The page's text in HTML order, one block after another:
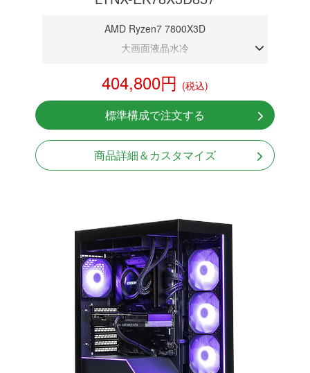
AMD Ryzen7 7800X3D
大画面液晶水冷
RTX 5070 12GB
NVMeSSD 1TB
無線LAN Bluetooth対応
Windows11 Home 64bit
404,800円 (税込)
標準構成で注文する
商品詳細＆カスタマイズ